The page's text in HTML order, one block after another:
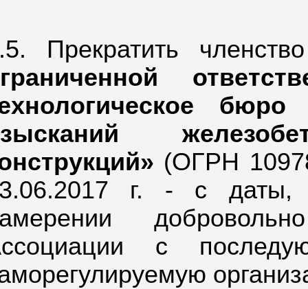
Прекратить
(ОГРН
г. - с даты,
с